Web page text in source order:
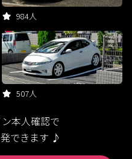
984人
507人
本人確認で
できます ♪